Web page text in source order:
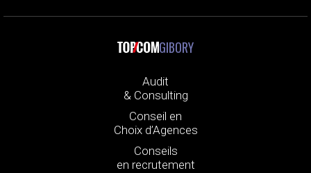
GIBORY
Audit
& Consulting
Conseil en
Choix d’Agences
Conseils
en recrutement